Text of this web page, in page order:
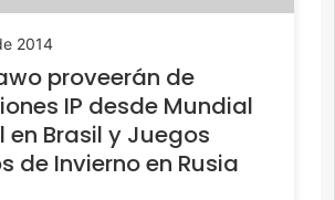
2014
proveerán de
IP desde Mundial
en Brasil y Juegos
de Invierno en Rusia